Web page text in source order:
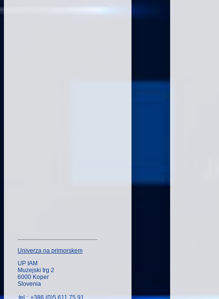
Univerza na primorskem
UP IAM
Muzejski trg 2
6000 Koper
Slovenia
tel.: +386 (0)5 611 75 91